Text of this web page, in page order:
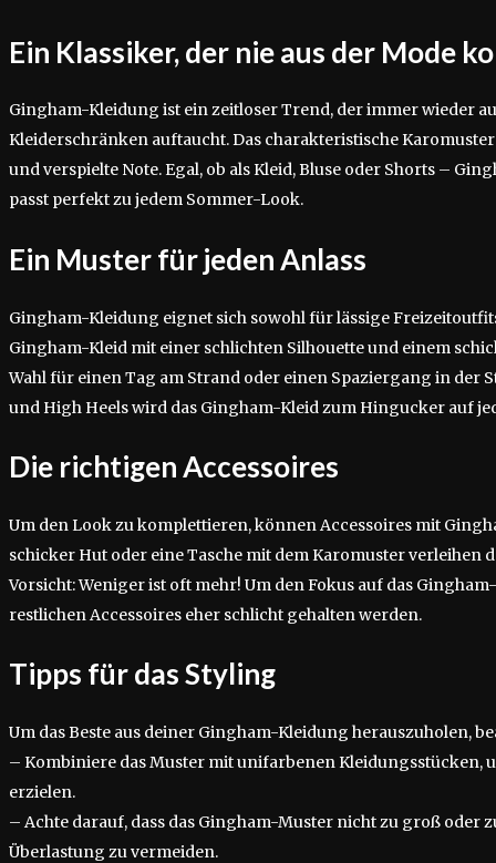
Ein Klassiker, der nie aus der Mode
Gingham-Kleidung ist ein zeitloser Trend, der immer wieder
Kleiderschränken auftaucht. Das charakteristische
und verspielte Note. Egal, ob als Kleid, Bluse oder Shorts –
passt perfekt zu jedem Sommer-Look.
Ein Muster für jeden Anlass
Gingham-Kleidung eignet sich sowohl für lässige
Gingham-Kleid mit einer schlichten Silhouette und einem
Wahl für einen Tag am Strand oder einen Spaziergang in der
und High Heels wird das Gingham-Kleid zum Hingucker auf
Die richtigen Accessoires
Um den Look zu komplettieren, können Accessoires mit
schicker Hut oder eine Tasche mit dem Karomuster verleihen
Vorsicht: Weniger ist oft mehr! Um den Fokus auf das
restlichen Accessoires eher schlicht gehalten werden.
Tipps für das Styling
Um das Beste aus deiner Gingham-Kleidung herauszuholen,
– Kombiniere das Muster mit unifarbenen Kleidungsstücken,
erzielen.
– Achte darauf, dass das Gingham-Muster nicht zu groß oder
Überlastung zu vermeiden.